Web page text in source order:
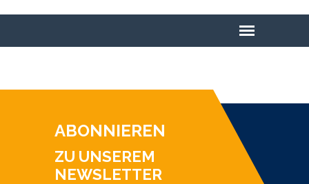
ABONNIEREN
ZU UNSEREM
NEWSLETTER